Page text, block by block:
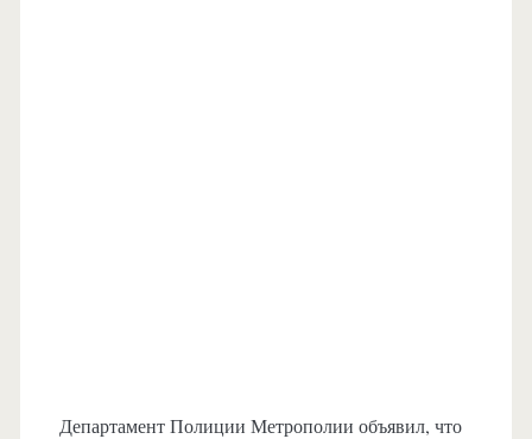
Департамент Полиции Метрополии объявил, что